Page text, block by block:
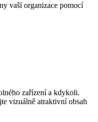
vaší organizace pomocí
zařízení a kdykoli.
vizuálně atraktivní obsah